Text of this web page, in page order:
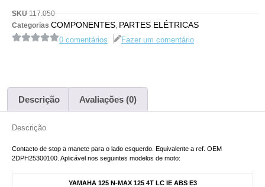
SKU 117.050
Categorias COMPONENTES, PARTES ELÉTRICAS
0 comentários Fazer um comentário
Descrição Avaliações (0)
Descrição
Contacto de stop a manete para o lado esquerdo. Equivalente a ref. OEM
2DPH25300100. Aplicável nos seguintes modelos de moto:
YAMAHA 125 N-MAX 125 4T LC IE ABS E3